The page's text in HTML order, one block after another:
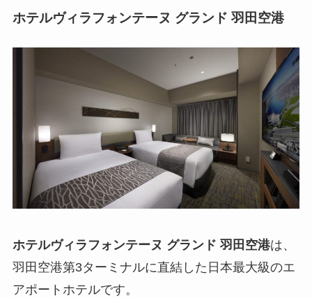
ホテルヴィラフォンテーヌ グランド 羽田空港
ホテルヴィラフォンテーヌ グランド 羽田空港は、
羽田空港第3ターミナルに直結した日本最大級のエ
アポートホテルです。